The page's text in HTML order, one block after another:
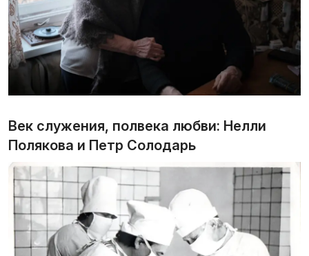
Век служения, полвека любви: Нелли
Полякова и Петр Солодарь